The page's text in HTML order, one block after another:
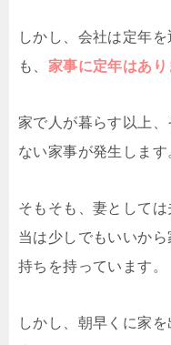
しかし、会社は定年
も、 家事に定年はあり
家で人が暮らす以上
ない家事が発生します
そもそも、妻として
当は少しでもいいか
持ちを持っています。
しかし、朝早くに家